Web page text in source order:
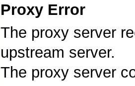
Proxy Error
The proxy server
upstream server.
The proxy server